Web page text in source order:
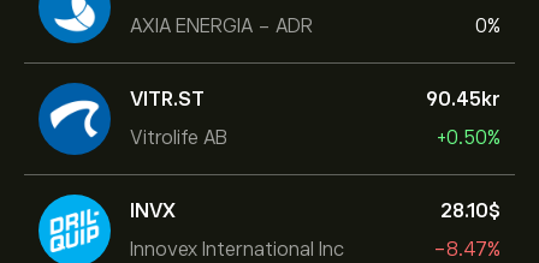
AXIA ENERGIA - ADR
0%
VITR.ST
Vitrolife AB
90.45‎kr‎
+0.50%
INVX
Innovex International Inc
28.10‎$‎
-8.47%